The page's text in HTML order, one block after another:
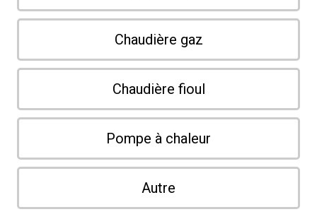
Chaudière gaz
Chaudière fioul
Pompe à chaleur
Autre